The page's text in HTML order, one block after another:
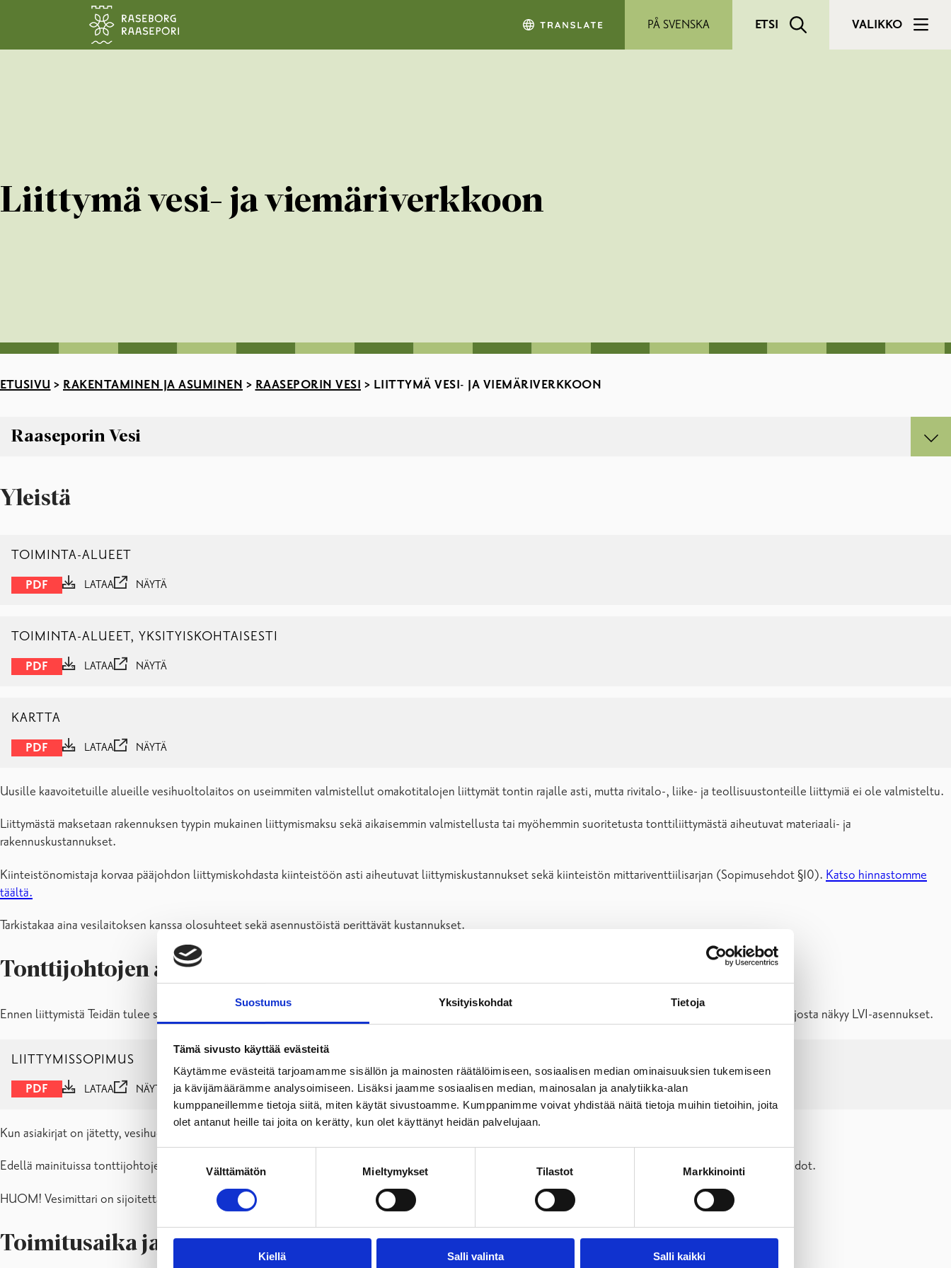
Suostumus Yksityiskohdat Tietoja
Tämä sivusto käyttää evästeitä
Käytämme evästeitä tarjoamamme sisällön ja mainosten räätälöimiseen, sosiaalisen median ominaisuuksien tukemiseen
ja kävijämäärämme analysoimiseen. Lisäksi jaamme sosiaalisen median, mainosalan ja analytiikka-alan
kumppaneillemme tietoja siitä, miten käytät sivustoamme. Kumppanimme voivat yhdistää näitä tietoja muihin tietoihin, joita
olet antanut heille tai joita on kerätty, kun olet käyttänyt heidän palvelujaan.
valinta
Välttämätön Mieltymykset Tilastot Markkinointi
Kiellä Salli valinta Salli kaikki
PÅ SVENSKA ETSI VALIKKO
Liittymä vesi- ja viemäriverkkoon
ETUSIVU > RAKENTAMINEN JA ASUMINEN > RAASEPORIN VESI > LIITTYMÄ VESI- JA VIEMÄRIVERKKOON
Raaseporin Vesi
Käyttösopimukset
Laskutus
Vedenlaatu ja puhdistustulokset
Vesimittarilukema ja vesimittarin vaihto
Yhteystiedot, Raaseporin Vesi
Yleistä
TOIMINTA-ALUEET
PDF LATAA NÄYTÄ
TOIMINTA-ALUEET, YKSITYISKOHTAISESTI
PDF LATAA NÄYTÄ
KARTTA
PDF LATAA NÄYTÄ
Uusille kaavoitetuille alueille vesihuoltolaitos on useimmiten valmistellut omakotitalojen liittymät tontin rajalle asti, mutta rivitalo-, liike- ja teollisuustonteille liittymiä ei ole valmisteltu.
Liittymästä maksetaan rakennuksen tyypin mukainen liittymismaksu sekä aikaisemmin valmistellusta tai myöhemmin suoritetusta tonttiliittymästä aiheutuvat materiaali- ja
rakennuskustannukset.
Kiinteistönomistaja korvaa pääjohdon liittymiskohdasta kiinteistöön asti aiheutuvat liittymiskustannukset sekä kiinteistön mittariventtiilisarjan (Sopimusehdot §10). Katso hinnastomme
täältä.
Tarkistakaa aina vesilaitoksen kanssa olosuhteet sekä asennustöistä perittävät kustannukset.
Tonttijohtojen asennus
Ennen liittymistä Teidän tulee solmia liittymissopimus vesihuoltolaitoksen kanssa. Sopimukseen tulee liittää jäljennös asemapiirroksesta ja pohjapiirroksesta, josta näkyy LVI-asennukset.
LIITTYMISSOPIMUS
PDF LATAA NÄYTÄ
Kun asiakirjat on jätetty, vesihuoltolaitos suorittaa päätökseen vesijohdon liittymistyöt sekä asentaa vesimittarin.
Edellä mainituissa tonttijohtojen asennuksissa kiinteistönomistaja vastaa kaivutöistä, sekä palkkaa sopivan LVI-urakoitsijan asentamaan viemäri- ja hulevesijohdot.
HUOM! Vesimittari on sijoitettava lämpimään lattiakaivolliseen tilaan, jonne on helppo pääsy.
Toimitusaika ja -ehdot